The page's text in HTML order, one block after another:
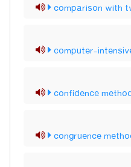
comparison with
computer-
confidence
congruence